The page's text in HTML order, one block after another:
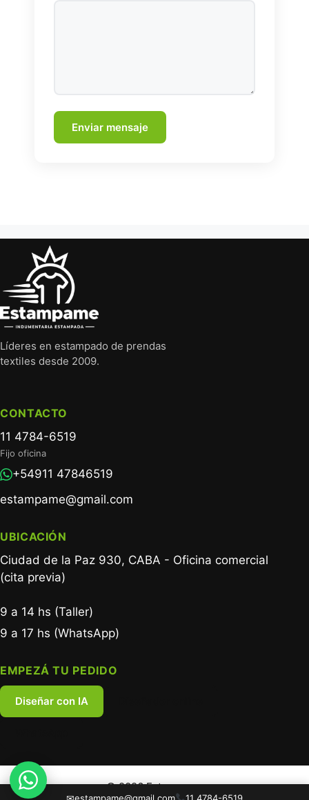
Enviar mensaje
Líderes en estampado de prendas
textiles desde 2009.
CONTACTO
11 4784-6519
Fijo oficina
+54911 47846519
estampame@gmail.com
UBICACIÓN
Ciudad de la Paz 930, CABA - Oficina comercial
(cita previa)
9 a 14 hs (Taller)
9 a 17 hs (WhatsApp)
EMPEZÁ TU PEDIDO
Diseñar con IA
© 2026 Estampame